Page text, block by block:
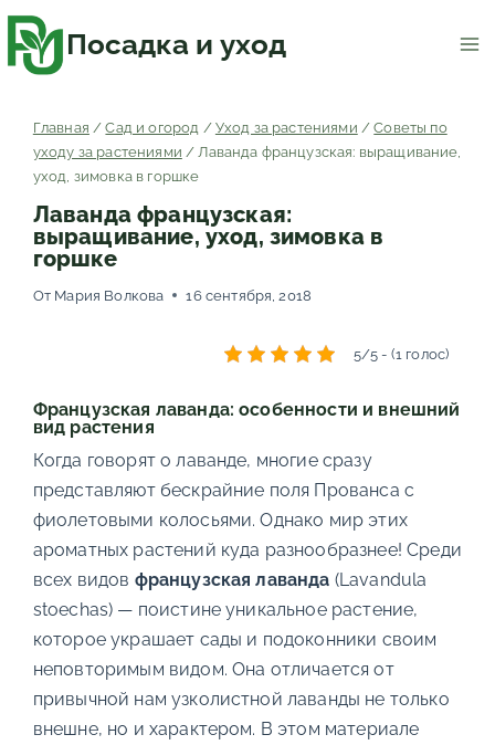
содержимомуПосадка и уход
Главная / Сад и огород / Уход за растениями / Советы по
уходу за растениями / Лаванда французская: выращивание,
уход, зимовка в горшке
Лаванда французская:
выращивание, уход, зимовка в
горшке
От Мария Волкова 16 сентября, 2018
5/5 - (1 голос)
Французская лаванда: особенности и внешний
вид растения
Когда говорят о лаванде, многие сразу
представляют бескрайние поля Прованса с
фиолетовыми колосьями. Однако мир этих
ароматных растений куда разнообразнее! Среди
всех видов французская лаванда (Lavandula
stoechas) — поистине уникальное растение,
которое украшает сады и подоконники своим
неповторимым видом. Она отличается от
привычной нам узколистной лаванды не только
внешне, но и характером. В этом материале